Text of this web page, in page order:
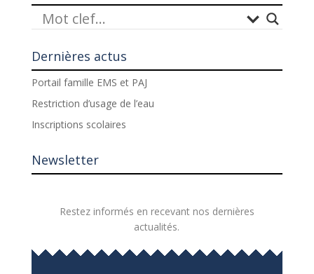
Dernières actus
Portail famille EMS et PAJ
Restriction d’usage de l’eau
Inscriptions scolaires
Newsletter
Restez informés en recevant nos dernières
actualités.